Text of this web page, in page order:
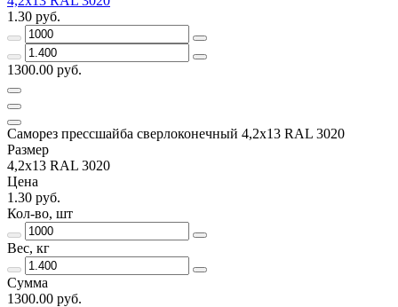
1.30 руб.
1300.00 руб.
Саморез прессшайба сверлоконечный 4,2х13 RAL 3020
Размер
4,2х13 RAL 3020
Цена
1.30 руб.
Кол-во, шт
Вес, кг
Сумма
1300.00 руб.